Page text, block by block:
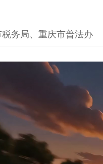
务局、重庆市普法办